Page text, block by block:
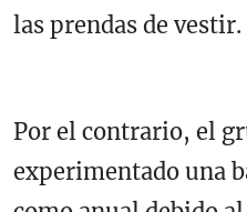
las prendas de vestir.
Por el contrario, el
experimentado una